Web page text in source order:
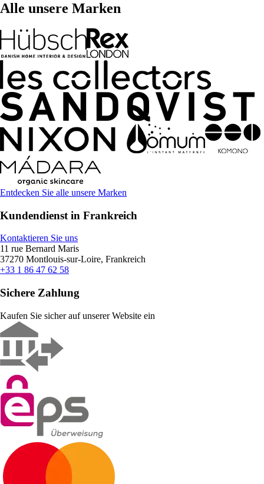
Alle unsere Marken
Entdecken Sie alle unsere Marken
Kundendienst in Frankreich
Kontaktieren Sie uns
11 rue Bernard Maris
37270 Montlouis-sur-Loire, Frankreich
+33 1 86 47 62 58
Sichere Zahlung
Kaufen Sie sicher auf unserer Website ein